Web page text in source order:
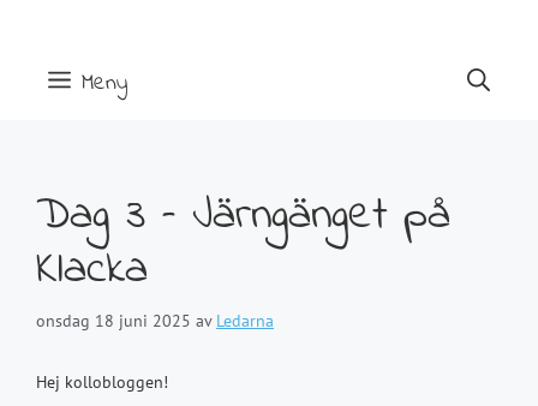
Meny
Dag 3 – Järngänget på
Klacka
onsdag 18 juni 2025 av Ledarna
Hej kollobloggen!